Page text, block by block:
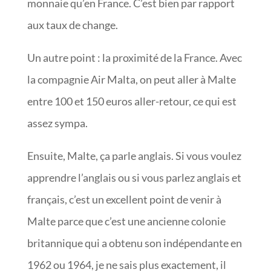
monnaie qu’en France. C’est bien par rapport
aux taux de change.
Un autre point : la proximité de la France. Avec
la compagnie Air Malta, on peut aller à Malte
entre 100 et 150 euros aller-retour, ce qui est
assez sympa.
Ensuite, Malte, ça parle anglais. Si vous voulez
apprendre l’anglais ou si vous parlez anglais et
français, c’est un excellent point de venir à
Malte parce que c’est une ancienne colonie
britannique qui a obtenu son indépendante en
1962 ou 1964, je ne sais plus exactement, il